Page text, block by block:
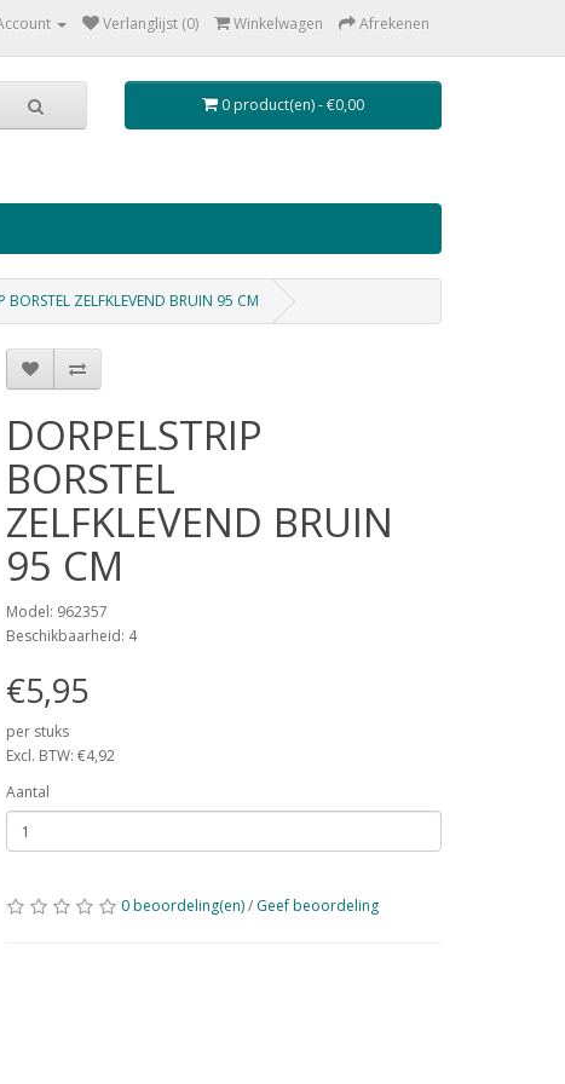
Verlanglijst (0) Winkelwagen Afrekenen
0 product(en) - €0,00
BORSTEL ZELFKLEVEND BRUIN 95 CM
DORPELSTRIP
BORSTEL
ZELFKLEVEND BRUIN
95 CM
Model: 962357
Beschikbaarheid: 4
€5,95
per stuks
Excl. BTW: €4,92
Aantal
0 beoordeling(en)/ Geef beoordeling